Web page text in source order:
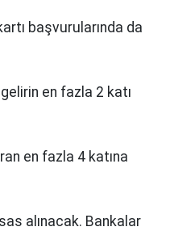
başvurularında da
gelirin en fazla 2 katı
en fazla 4 katına
alınacak. Bankalar